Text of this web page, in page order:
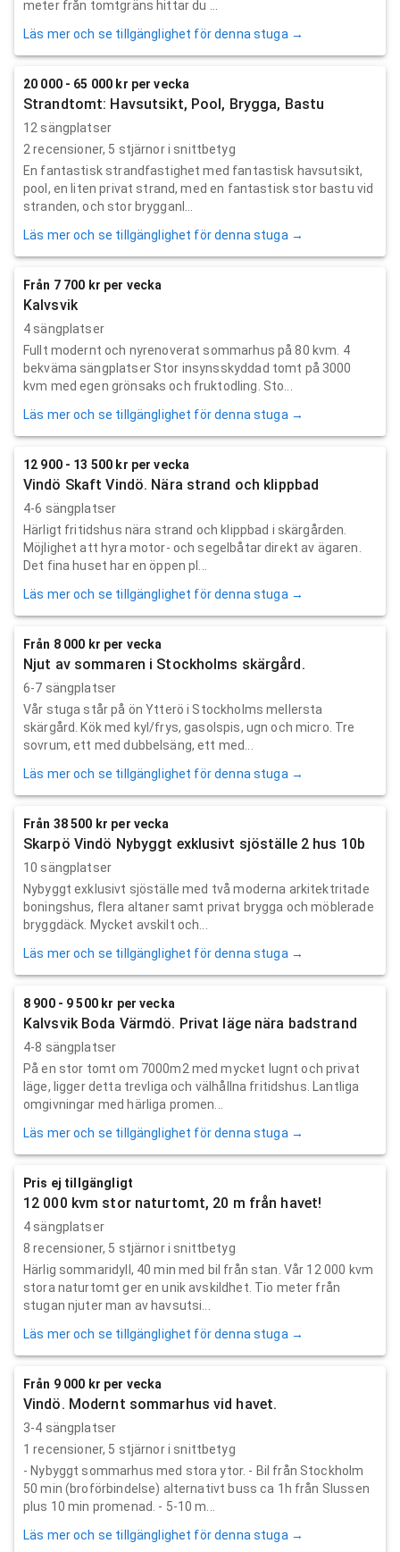
meter från tomtgräns hittar du ...
Läs mer och se tillgänglighet för denna stuga →
20 000 - 65 000 kr per vecka
Strandtomt: Havsutsikt, Pool, Brygga, Bastu
12 sängplatser
2 recensioner, 5 stjärnor i snittbetyg
En fantastisk strandfastighet med fantastisk havsutsikt,
pool, en liten privat strand, med en fantastisk stor bastu vid
stranden, och stor brygganl...
Läs mer och se tillgänglighet för denna stuga →
Från 7 700 kr per vecka
Kalvsvik
4 sängplatser
Fullt modernt och nyrenoverat sommarhus på 80 kvm. 4
bekväma sängplatser Stor insynsskyddad tomt på 3000
kvm med egen grönsaks och fruktodling. Sto...
Läs mer och se tillgänglighet för denna stuga →
12 900 - 13 500 kr per vecka
Vindö Skaft Vindö. Nära strand och klippbad
4-6 sängplatser
Härligt fritidshus nära strand och klippbad i skärgården.
Möjlighet att hyra motor- och segelbåtar direkt av ägaren.
Det fina huset har en öppen pl...
Läs mer och se tillgänglighet för denna stuga →
Från 8 000 kr per vecka
Njut av sommaren i Stockholms skärgård.
6-7 sängplatser
Vår stuga står på ön Ytterö i Stockholms mellersta
skärgård. Kök med kyl/frys, gasolspis, ugn och micro. Tre
sovrum, ett med dubbelsäng, ett med...
Läs mer och se tillgänglighet för denna stuga →
Från 38 500 kr per vecka
Skarpö Vindö Nybyggt exklusivt sjöställe 2 hus 10b
10 sängplatser
Nybyggt exklusivt sjöställe med två moderna arkitektritade
boningshus, flera altaner samt privat brygga och möblerade
bryggdäck. Mycket avskilt och...
Läs mer och se tillgänglighet för denna stuga →
8 900 - 9 500 kr per vecka
Kalvsvik Boda Värmdö. Privat läge nära badstrand
4-8 sängplatser
På en stor tomt om 7000m2 med mycket lugnt och privat
läge, ligger detta trevliga och välhållna fritidshus. Lantliga
omgivningar med härliga promen...
Läs mer och se tillgänglighet för denna stuga →
Pris ej tillgängligt
12 000 kvm stor naturtomt, 20 m från havet!
4 sängplatser
8 recensioner, 5 stjärnor i snittbetyg
Härlig sommaridyll, 40 min med bil från stan. Vår 12 000 kvm
stora naturtomt ger en unik avskildhet. Tio meter från
stugan njuter man av havsutsi...
Läs mer och se tillgänglighet för denna stuga →
Från 9 000 kr per vecka
Vindö. Modernt sommarhus vid havet.
3-4 sängplatser
1 recensioner, 5 stjärnor i snittbetyg
- Nybyggt sommarhus med stora ytor. - Bil från Stockholm
50 min (broförbindelse) alternativt buss ca 1h från Slussen
plus 10 min promenad. - 5-10 m...
Läs mer och se tillgänglighet för denna stuga →